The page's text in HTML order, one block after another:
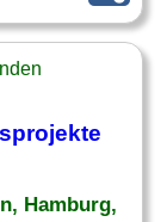
Hamburg,